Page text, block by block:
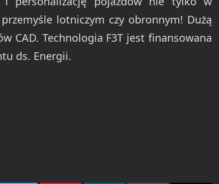
lotniczym czy obronnym! Dużą
CAD. Technologia F3T jest finansowana
ds. Energii.